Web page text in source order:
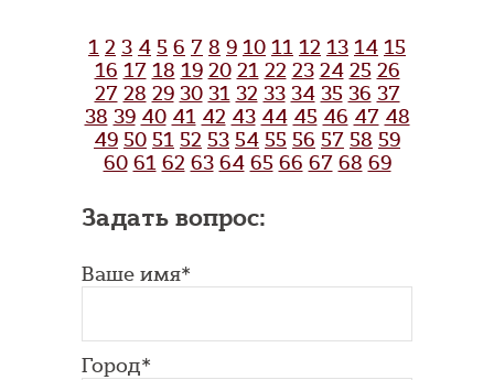
1 2 3 4 5 6 7 8 9 10 11 12 13 14 15
16 17 18 19 20 21 22 23 24 25 26
27 28 29 30 31 32 33 34 35 36 37
38 39 40 41 42 43 44 45 46 47 48
49 50 51 52 53 54 55 56 57 58 59
60 61 62 63 64 65 66 67 68 69
Задать вопрос:
Ваше имя*
Город*